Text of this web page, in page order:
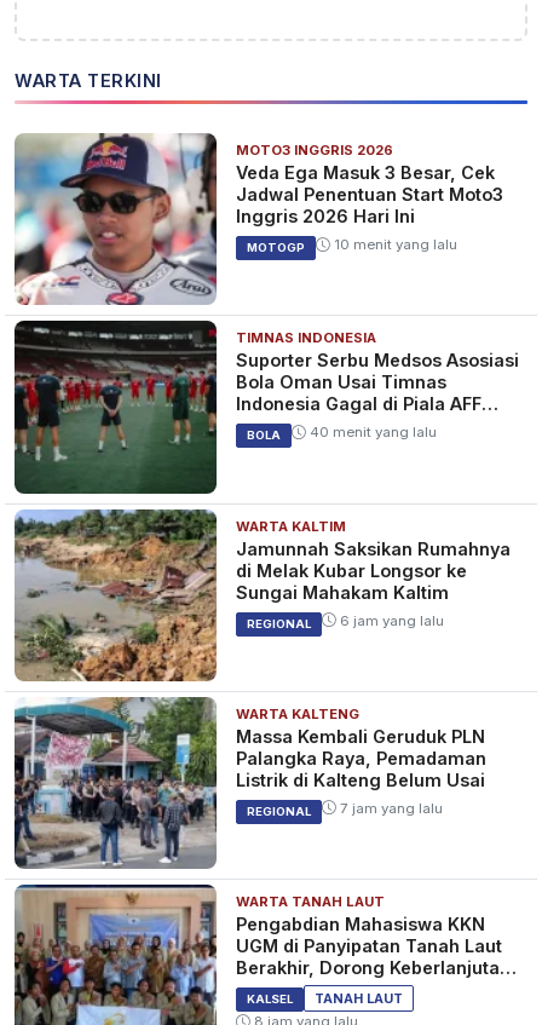
WARTA TERKINI
MOTO3 INGGRIS 2026
Veda Ega Masuk 3 Besar, Cek
Jadwal Penentuan Start Moto3
Inggris 2026 Hari Ini
MOTOGP 10 menit yang lalu
TIMNAS INDONESIA
Suporter Serbu Medsos Asosiasi
Bola Oman Usai Timnas
Indonesia Gagal di Piala AFF
2026
BOLA 40 menit yang lalu
WARTA KALTIM
Jamunnah Saksikan Rumahnya
di Melak Kubar Longsor ke
Sungai Mahakam Kaltim
REGIONAL 6 jam yang lalu
WARTA KALTENG
Massa Kembali Geruduk PLN
Palangka Raya, Pemadaman
Listrik di Kalteng Belum Usai
REGIONAL 7 jam yang lalu
WARTA TANAH LAUT
Pengabdian Mahasiswa KKN
UGM di Panyipatan Tanah Laut
Berakhir, Dorong Keberlanjutan
Program Masyarakat
KALSEL
TANAH LAUT
8 jam yang lalu